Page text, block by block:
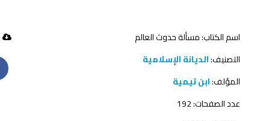
اسم الكتاب: مسألة حدوث العالم
التصنيف:الديانة الإسلامية
المؤلف:ابن تيمية
عدد الصفحات: 192